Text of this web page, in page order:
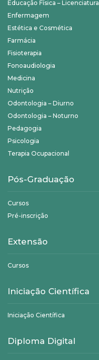
Educação Física – Licenciatura
Enfermagem
Estética e Cosmética
Farmácia
Fisioterapia
Fonoaudiologia
Medicina
Nutrição
Odontologia – Diurno
Odontologia – Noturno
Pedagogia
Psicologia
Terapia Ocupacional
Pós-Graduação
Cursos
Pré-inscrição
Extensão
Cursos
Iniciação Científica
Iniciação Científica
Diploma Digital